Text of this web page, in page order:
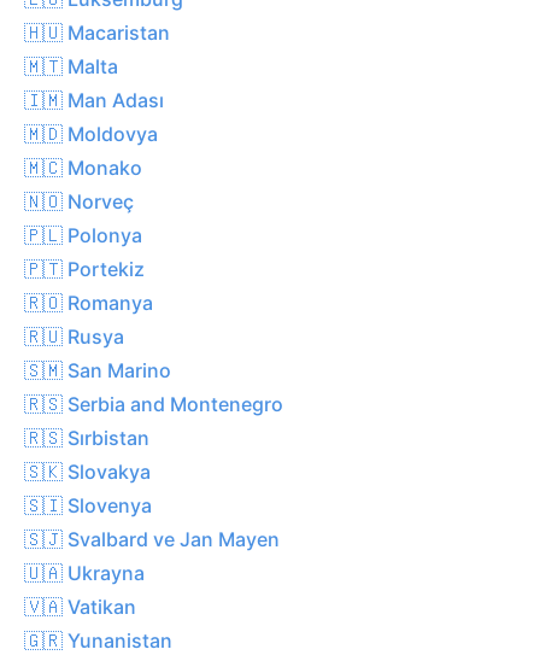
🇭🇺 Macaristan
🇲🇹 Malta
🇮🇲 Man Adası
🇲🇩 Moldovya
🇲🇨 Monako
🇳🇴 Norveç
🇵🇱 Polonya
🇵🇹 Portekiz
🇷🇴 Romanya
🇷🇺 Rusya
🇸🇲 San Marino
🇷🇸 Serbia and Montenegro
🇷🇸 Sırbistan
🇸🇰 Slovakya
🇸🇮 Slovenya
🇸🇯 Svalbard ve Jan Mayen
🇺🇦 Ukrayna
🇻🇦 Vatikan
🇬🇷 Yunanistan